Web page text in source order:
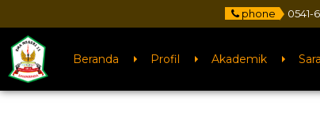
phone 0541-
Beranda Profil Akademik